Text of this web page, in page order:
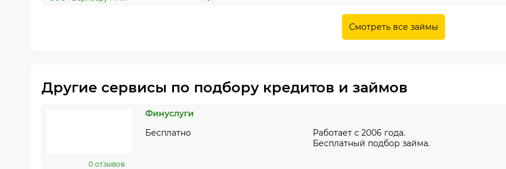
Смотреть все займы
Другие сервисы по подбору кредитов и займов
0 отзывов
Финуслуги
Бесплатно
Работает с 2006 года.
Бесплатный подбор займа.